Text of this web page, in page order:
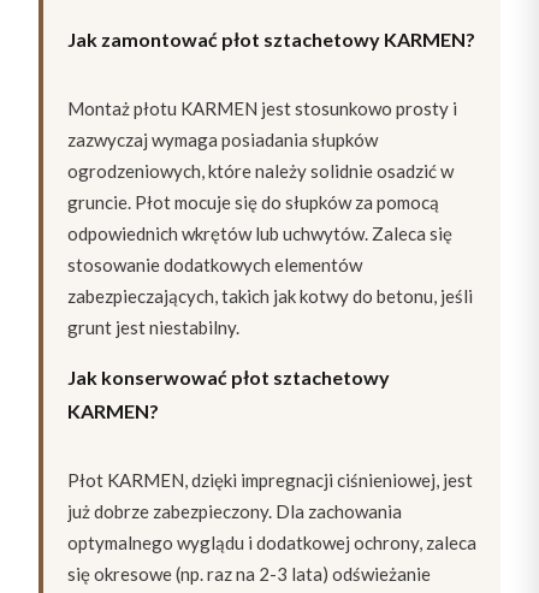
Jak zamontować płot sztachetowy KARMEN?
Montaż płotu KARMEN jest stosunkowo prosty i
zazwyczaj wymaga posiadania słupków
ogrodzeniowych, które należy solidnie osadzić w
gruncie. Płot mocuje się do słupków za pomocą
odpowiednich wkrętów lub uchwytów. Zaleca się
stosowanie dodatkowych elementów
zabezpieczających, takich jak kotwy do betonu, jeśli
grunt jest niestabilny.
Jak konserwować płot sztachetowy
KARMEN?
Płot KARMEN, dzięki impregnacji ciśnieniowej, jest
już dobrze zabezpieczony. Dla zachowania
optymalnego wyglądu i dodatkowej ochrony, zaleca
się okresowe (np. raz na 2-3 lata) odświeżanie